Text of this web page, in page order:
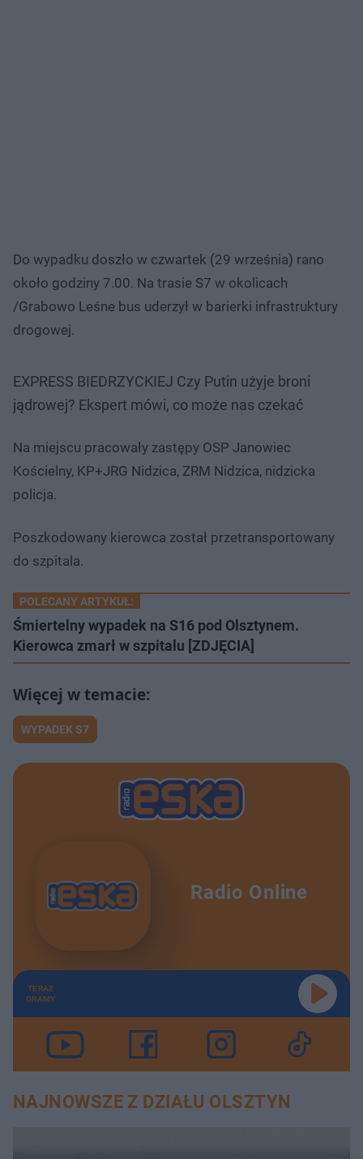
Do wypadku doszło w czwartek (29 września) rano
około godziny 7.00. Na trasie S7 w okolicach
/Grabowo Leśne bus uderzył w barierki infrastruktury
drogowej.
EXPRESS BIEDRZYCKIEJ Czy Putin użyje broni
jądrowej? Ekspert mówi, co może nas czekać
Na miejscu pracowały zastępy OSP Janowiec
Kościelny, KP+JRG Nidzica, ZRM Nidzica, nidzicka
policja.
Poszkodowany kierowca został przetransportowany
do szpitala.
POLECANY ARTYKUŁ:
Śmiertelny wypadek na S16 pod Olsztynem.
Kierowca zmarł w szpitalu [ZDJĘCIA]
WYPADEK S7
Radio Online
TERAZ
GRAMY
NAJNOWSZE Z DZIAŁU OLSZTYN